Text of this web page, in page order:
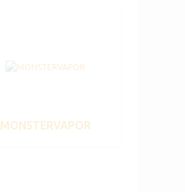
MONSTERVAPOR